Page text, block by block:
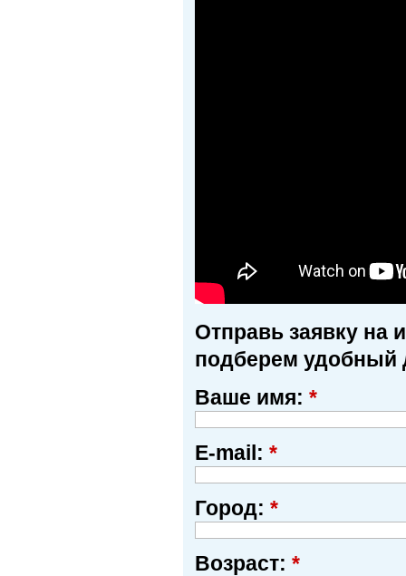
Отправь заявку на
подберем удобный
Ваше имя: *
E-mail: *
Город: *
Возраст: *